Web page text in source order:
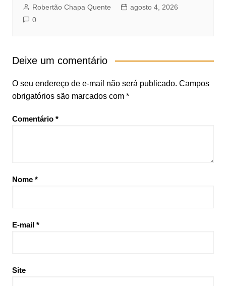
Robertão Chapa Quente
agosto 4, 2026
0
Deixe um comentário
O seu endereço de e-mail não será publicado. Campos
obrigatórios são marcados com *
Comentário *
Nome *
E-mail *
Site